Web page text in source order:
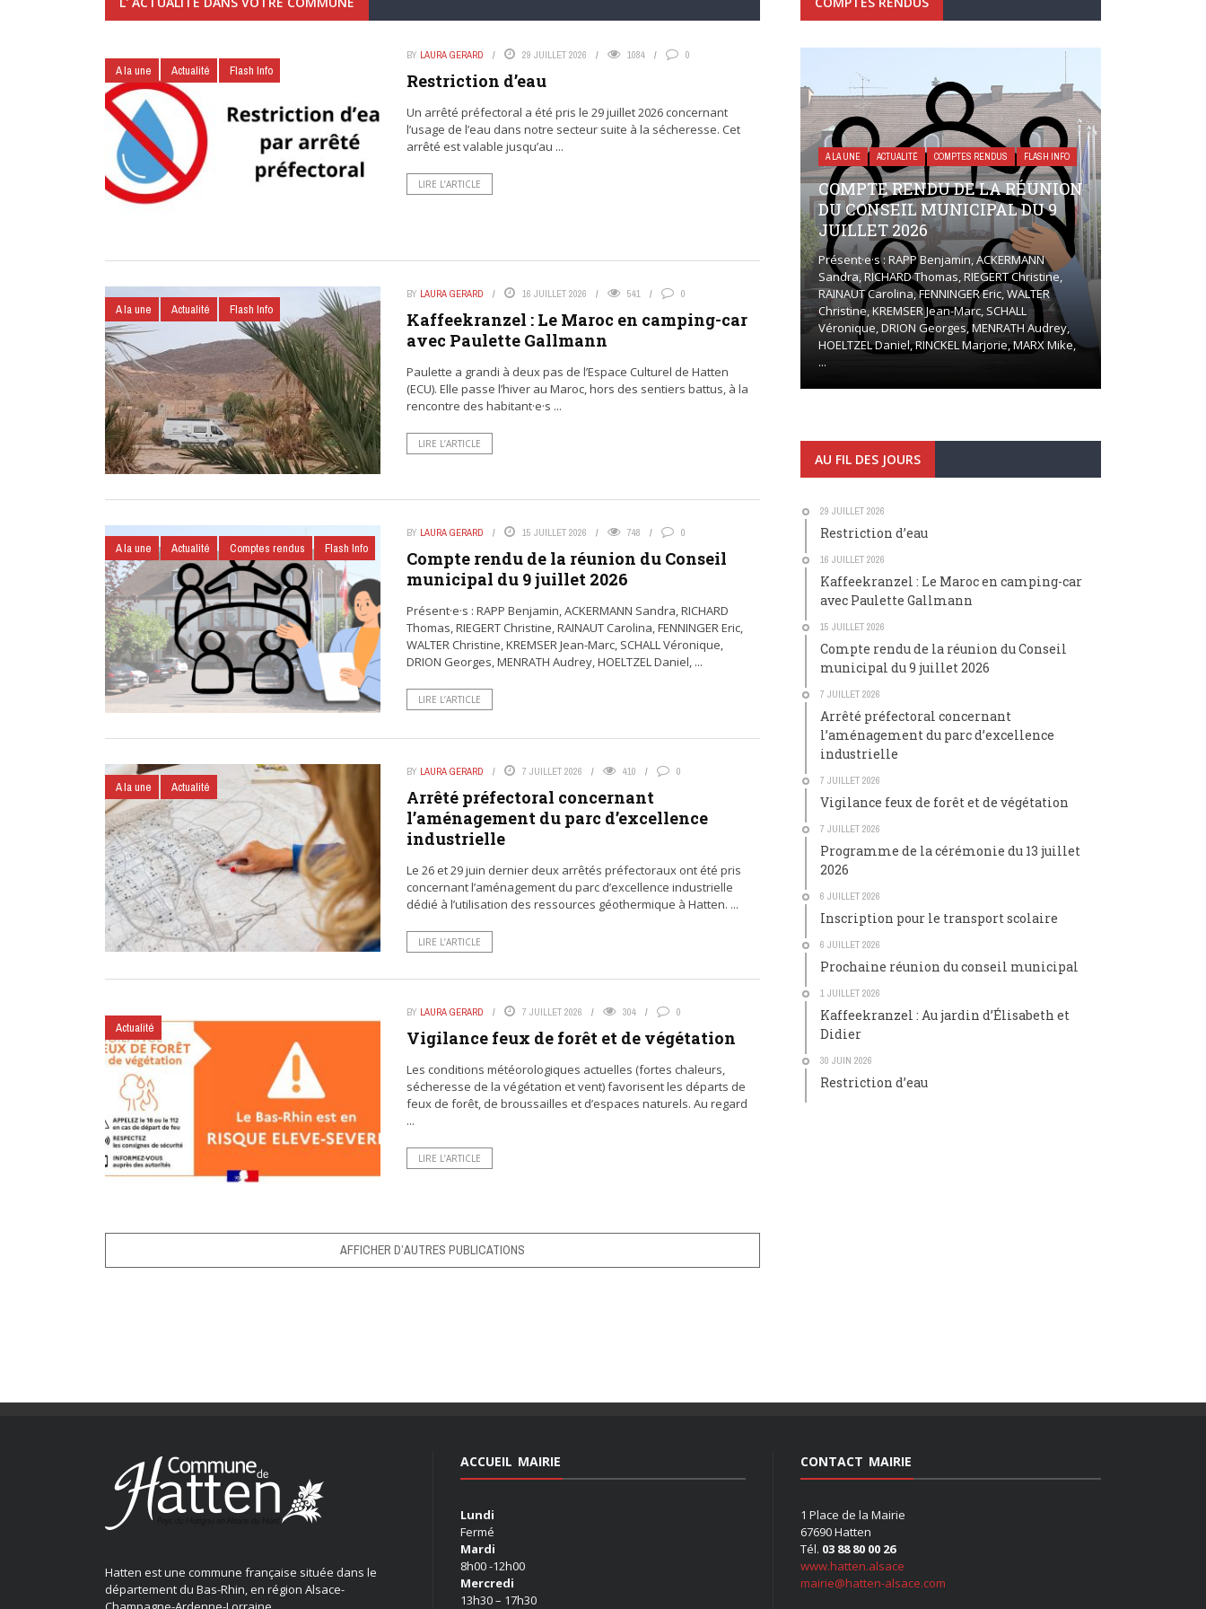
A la une Actualité Flash Info
BY LAURA GERARD 29 JUILLET 2026 1084 0
Restriction d’eau
Un arrêté préfectoral a été pris le 29 juillet 2026 concernant
l’usage de l’eau dans notre secteur suite à la sécheresse. Cet
arrêté est valable jusqu’au ...
LIRE L’ARTICLE
A la une Actualité Flash Info
BY LAURA GERARD 16 JUILLET 2026 541 0
Kaffeekranzel : Le Maroc en camping-car
avec Paulette Gallmann
Paulette a grandi à deux pas de l’Espace Culturel de Hatten
(ECU). Elle passe l’hiver au Maroc, hors des sentiers battus, à la
rencontre des habitant·e·s ...
LIRE L’ARTICLE
A la une Actualité Comptes rendus Flash Info
BY LAURA GERARD 15 JUILLET 2026 748 0
Compte rendu de la réunion du Conseil
municipal du 9 juillet 2026
Présent·e·s : RAPP Benjamin, ACKERMANN Sandra, RICHARD
Thomas, RIEGERT Christine, RAINAUT Carolina, FENNINGER Eric,
WALTER Christine, KREMSER Jean-Marc, SCHALL Véronique,
DRION Georges, MENRATH Audrey, HOELTZEL Daniel, ...
LIRE L’ARTICLE
A la une Actualité
BY LAURA GERARD 7 JUILLET 2026 410 0
Arrêté préfectoral concernant
l’aménagement du parc d’excellence
industrielle
Le 26 et 29 juin dernier deux arrêtés préfectoraux ont été pris
concernant l’aménagement du parc d’excellence industrielle
dédié à l’utilisation des ressources géothermique à Hatten. ...
LIRE L’ARTICLE
Actualité
BY LAURA GERARD 7 JUILLET 2026 304 0
Vigilance feux de forêt et de végétation
Les conditions météorologiques actuelles (fortes chaleurs,
sécheresse de la végétation et vent) favorisent les départs de
feux de forêt, de broussailles et d’espaces naturels. Au regard
...
LIRE L’ARTICLE
AFFICHER D’AUTRES PUBLICATIONS
A LA UNE ACTUALITÉ COMPTES RENDUS FLASH INFO
COMPTE RENDU DE LA RÉUNION
DU CONSEIL MUNICIPAL DU 9
JUILLET 2026
Présent·e·s : RAPP Benjamin, ACKERMANN
Sandra, RICHARD Thomas, RIEGERT Christine,
RAINAUT Carolina, FENNINGER Eric, WALTER
Christine, KREMSER Jean-Marc, SCHALL
Véronique, DRION Georges, MENRATH Audrey,
HOELTZEL Daniel, RINCKEL Marjorie, MARX Mike,
...
AU FIL DES JOURS
29 JUILLET 2026
Restriction d’eau
16 JUILLET 2026
Kaffeekranzel : Le Maroc en camping-car
avec Paulette Gallmann
15 JUILLET 2026
Compte rendu de la réunion du Conseil
municipal du 9 juillet 2026
7 JUILLET 2026
Arrêté préfectoral concernant
l’aménagement du parc d’excellence
industrielle
7 JUILLET 2026
Vigilance feux de forêt et de végétation
7 JUILLET 2026
Programme de la cérémonie du 13 juillet
2026
6 JUILLET 2026
Inscription pour le transport scolaire
6 JUILLET 2026
Prochaine réunion du conseil municipal
1 JUILLET 2026
Kaffeekranzel : Au jardin d’Élisabeth et
Didier
30 JUIN 2026
Restriction d’eau
Hatten est une commune française située dans le
département du Bas-Rhin, en région Alsace-
ACCUEIL MAIRIE
Lundi
Fermé
Mardi
8h00 -12h00
Mercredi
13h30 – 17h30
CONTACT MAIRIE
1 Place de la Mairie
67690 Hatten
Tél. 03 88 80 00 26
www.hatten.alsace
mairie@hatten-alsace.com